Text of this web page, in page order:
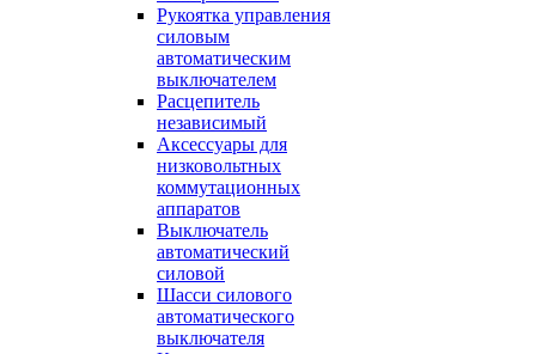
Рукоятка управления
силовым
автоматическим
выключателем
Расцепитель
независимый
Аксессуары для
низковольтных
коммутационных
аппаратов
Выключатель
автоматический
силовой
Шасси силового
автоматического
выключателя